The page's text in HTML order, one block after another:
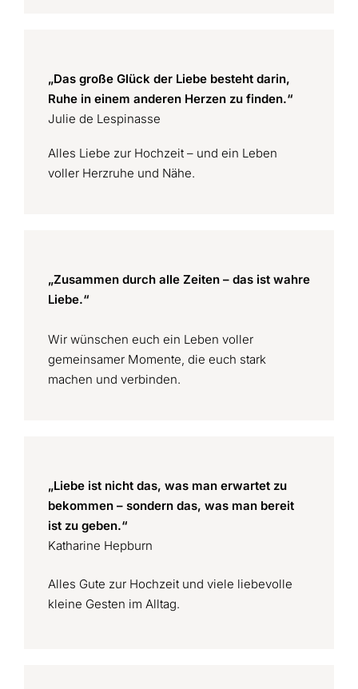
„Das große Glück der Liebe besteht darin,
Ruhe in einem anderen Herzen zu finden.“
Julie de Lespinasse
Alles Liebe zur Hochzeit – und ein Leben
voller Herzruhe und Nähe.
„Zusammen durch alle Zeiten – das ist wahre
Liebe.“
Wir wünschen euch ein Leben voller
gemeinsamer Momente, die euch stark
machen und verbinden.
„Liebe ist nicht das, was man erwartet zu
bekommen – sondern das, was man bereit
ist zu geben.“
Katharine Hepburn
Alles Gute zur Hochzeit und viele liebevolle
kleine Gesten im Alltag.